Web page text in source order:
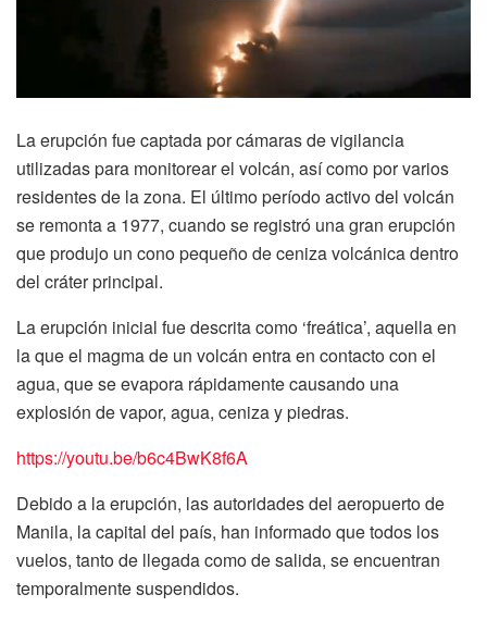
La erupción fue captada por cámaras de vigilancia
utilizadas para monitorear el volcán, así como por varios
residentes de la zona. El último período activo del volcán
se remonta a 1977, cuando se registró una gran erupción
que produjo un cono pequeño de ceniza volcánica dentro
del cráter principal.
La erupción inicial fue descrita como ‘freática’, aquella en
la que el magma de un volcán entra en contacto con el
agua, que se evapora rápidamente causando una
explosión de vapor, agua, ceniza y piedras.
https://youtu.be/b6c4BwK8f6A
Debido a la erupción, las autoridades del aeropuerto de
Manila, la capital del país, han informado que todos los
vuelos, tanto de llegada como de salida, se encuentran
temporalmente suspendidos.